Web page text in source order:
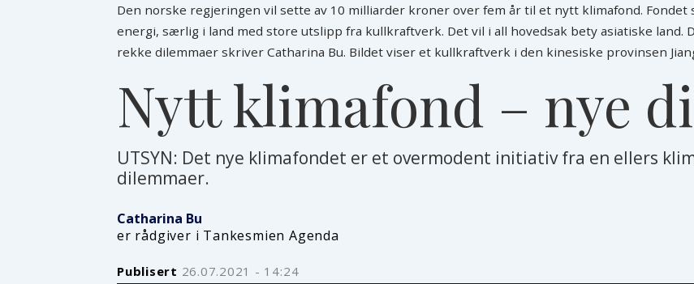
Den norske regjeringen vil sette av 10 milliarder kroner over fem år til et nytt klimafond.
energi, særlig i land med store utslipp fra kullkraftverk. Det vil i all hovedsak bety asiatiske land.
rekke dilemmaer skriver Catharina Bu. Bildet viser et kullkraftverk i den kinesiske provinsen
Nytt klimafond – nye
UTSYN: Det nye klimafondet er et overmodent initiativ fra en ellers
dilemmaer.
Catharina Bu
er rådgiver i Tankesmien Agenda
Publisert 26.07.2021 - 14:24